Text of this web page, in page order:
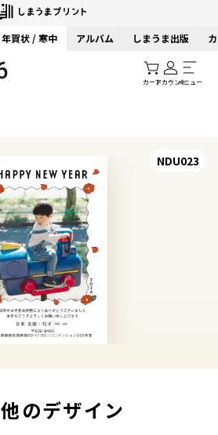
年賀状 / 寒中 アルバム しまうま出版
カートアカウントメニュー
NDU023
のデザイン